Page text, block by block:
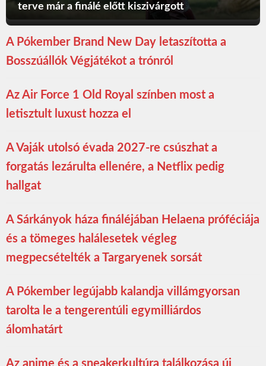
terve már a finálé előtt kiszivárgott
A Pókember Brand New Day letaszította a
Bosszúállók Végjátékot a trónról
Az Air Force 1 Old Royal színben most a
letisztult luxust hozza el
A Vaják utolsó évada 2027-re csúszhat a
forgatás lezárulta ellenére, a Netflix pedig
hallgat
A Sárkányok háza fináléjában Helaena próféciája
és a tömeges halálesetek végleg
megpecsételték a Targaryenek sorsát
A Pókember legújabb kalandja villámgyorsan
tarolta le a tengerentúli egymilliárdos
álomhatárt
Az anime és a sneakerkultúra találkozása új